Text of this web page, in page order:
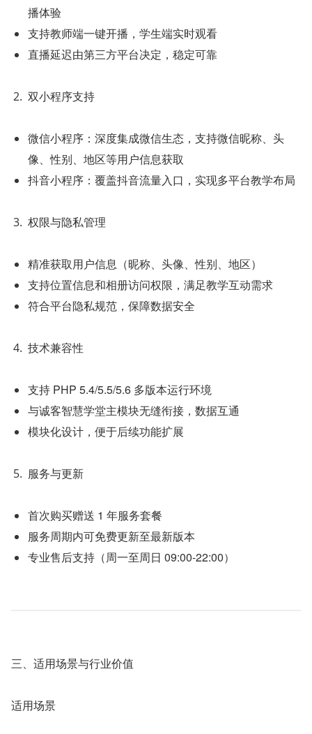
播体验
支持教师端一键开播，学生端实时观看
直播延迟由第三方平台决定，稳定可靠
双小程序支持
微信小程序：深度集成微信生态，支持微信昵称、头
像、性别、地区等用户信息获取
抖音小程序：覆盖抖音流量入口，实现多平台教学布局
权限与隐私管理
精准获取用户信息（昵称、头像、性别、地区）
支持位置信息和相册访问权限，满足教学互动需求
符合平台隐私规范，保障数据安全
技术兼容性
支持 PHP 5.4/5.5/5.6 多版本运行环境
与诚客智慧学堂主模块无缝衔接，数据互通
模块化设计，便于后续功能扩展
服务与更新
首次购买赠送 1 年服务套餐
服务周期内可免费更新至最新版本
专业售后支持（周一至周日 09:00-22:00）
三、适用场景与行业价值
适用场景